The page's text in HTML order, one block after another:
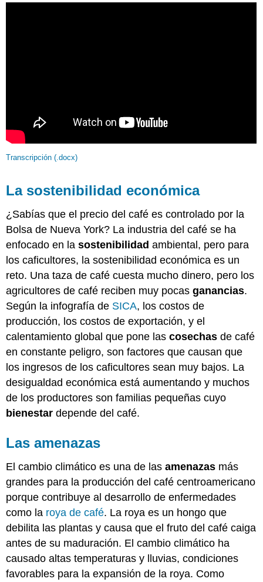
Transcripción (.docx)
La sostenibilidad económica
¿Sabías que el precio del café es controlado por la
Bolsa de Nueva York? La industria del café se ha
enfocado en lasostenibilidad ambiental, pero para
los caficultores, la sostenibilidad económica es un
reto. Una taza de café cuesta mucho dinero, pero los
agricultores de café reciben muy pocasganancias.
Según la infografía de SICA, los costos de
producción, los costos de exportación, y el
calentamiento global que pone lascosechas de café
en constante peligro, son factores que causan que
los ingresos de los caficultores sean muy bajos. La
desigualdad económica está aumentando y muchos
de los productores son familias pequeñas cuyo
bienestar depende del café.
Las amenazas
El cambio climático es una de lasamenazas más
grandes para la producción del café centroamericano
porque contribuye al desarrollo de enfermedades
como la roya de café. La roya es un hongo que
debilita las plantas y causa que el fruto del café caiga
antes de su maduración. El cambio climático ha
causado altas temperaturas y lluvias, condiciones
favorables para la expansión de la roya. Como